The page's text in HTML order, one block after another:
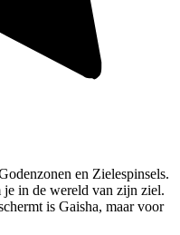
en Zielespinsels.
in de wereld van zijn ziel.
is Gaisha, maar voor